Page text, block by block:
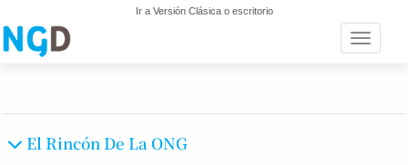
Ir a Versión Clásica o escritorio
Toggle
El Rincón De La ONG